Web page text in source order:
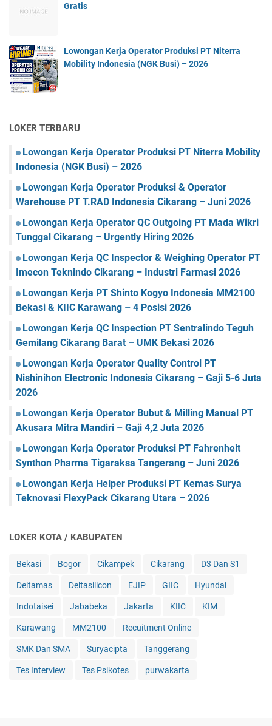
Gratis
Lowongan Kerja Operator Produksi PT Niterra
Mobility Indonesia (NGK Busi) – 2026
LOKER TERBARU
Lowongan Kerja Operator Produksi PT Niterra Mobility
Indonesia (NGK Busi) – 2026
Lowongan Kerja Operator Produksi & Operator
Warehouse PT T.RAD Indonesia Cikarang – Juni 2026
Lowongan Kerja Operator QC Outgoing PT Mada Wikri
Tunggal Cikarang – Urgently Hiring 2026
Lowongan Kerja QC Inspector & Weighing Operator PT
Imecon Teknindo Cikarang – Industri Farmasi 2026
Lowongan Kerja PT Shinto Kogyo Indonesia MM2100
Bekasi & KIIC Karawang – 4 Posisi 2026
Lowongan Kerja QC Inspection PT Sentralindo Teguh
Gemilang Cikarang Barat – UMK Bekasi 2026
Lowongan Kerja Operator Quality Control PT
Nishinihon Electronic Indonesia Cikarang – Gaji 5-6 Juta
2026
Lowongan Kerja Operator Bubut & Milling Manual PT
Akusara Mitra Mandiri – Gaji 4,2 Juta 2026
Lowongan Kerja Operator Produksi PT Fahrenheit
Synthon Pharma Tigaraksa Tangerang – Juni 2026
Lowongan Kerja Helper Produksi PT Kemas Surya
Teknovasi FlexyPack Cikarang Utara – 2026
LOKER KOTA / KABUPATEN
Bekasi Bogor Cikampek Cikarang D3 Dan S1
Deltamas Deltasilicon EJIP GIIC Hyundai
Indotaisei Jababeka Jakarta KIIC KIM
Karawang MM2100 Recuitment Online
SMK Dan SMA Suryacipta Tanggerang
Tes Interview Tes Psikotes purwakarta